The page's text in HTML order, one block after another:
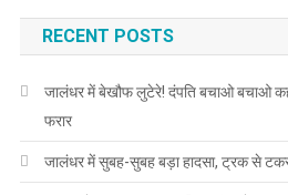
RECENT POSTS
जालंधर में बेखौफ लुटेरे! दंपति बचाओ बचाओ
फरार
जालंधर में सुबह-सुबह बड़ा हादसा, ट्रक से